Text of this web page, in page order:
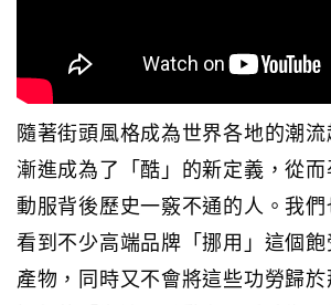
隨著街頭風格成為世界各地的潮
漸進成為了「酷」的新定義，從
動服背後歷史一竅不通的人。我
看到不少高端品牌「挪用」這個
產物，同時又不會將這些功勞歸